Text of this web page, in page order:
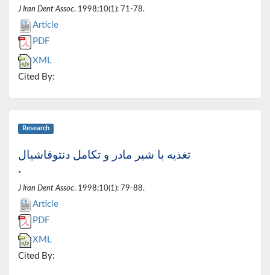
J Iran Dent Assoc. 1998;10(1): 71-78.
Article
PDF
XML
Cited By:
Research
تغذیه با شیر مادر و تکامل دنتوفاشیال
*
J Iran Dent Assoc. 1998;10(1): 79-88.
Article
PDF
XML
Cited By: